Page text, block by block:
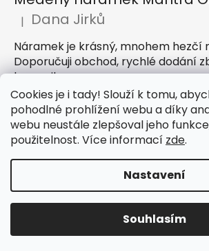
Cookies je i tady! Slouží k tomu,
pohodlné prohlížení webu a díky
webu neustále zlepšoval jeho
použitelnost. Více informací zde.
Nastavení
Souhlasím
Hodnocení produktu je 5 z 5
| Dana Jirků
Náramek je krásný, mnohem hezčí
Doporučuji obchod, rychlé dodání
komunikace
Hodnocení produktu je 5 z 5
| Petra Hejátková
Vytvořil Shoptet
IndickeSaty.cz
vyhrazena.